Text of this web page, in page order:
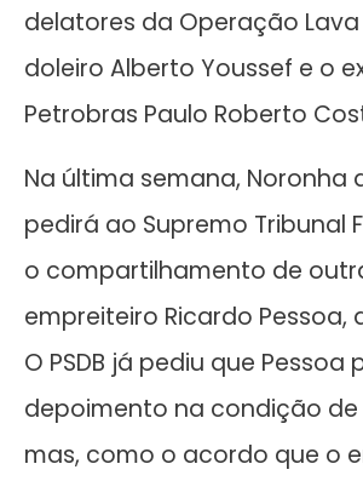
delatores da Operação
doleiro Alberto Youssef e o
Petrobras Paulo Roberto
Na última semana, Noronha
pedirá ao Supremo Tribunal
o compartilhamento de
empreiteiro Ricardo Pessoa,
O PSDB já pediu que Pessoa
depoimento na condição
mas, como o acordo que o